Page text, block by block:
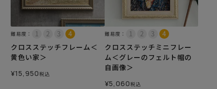
難易度：
クロスステッチフレーム＜
黄色い家＞
¥15,950税込
難易度：
クロスステッチミニフレー
ム＜グレーのフェルト帽の
自画像＞
¥5,060税込